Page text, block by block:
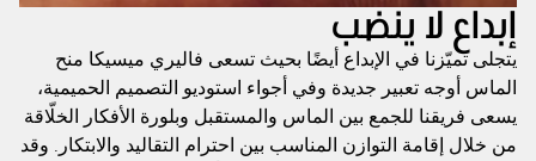
إبداع لا ينضب
يتجلى تميّزنا في الإبداع أيضًا بحيث تسعى فاليري ميسيكا منح
الماس أوجه تعبير جديدة وفي أجواء استوديو التصميم الحميمية،
يسعى فريقنا للجمع بين الماس والمستقبل وبلورة الأفكار الخلّاقة
من خلال إقامة التوازن المناسب بين احترام التقاليد والابتكار. وقد